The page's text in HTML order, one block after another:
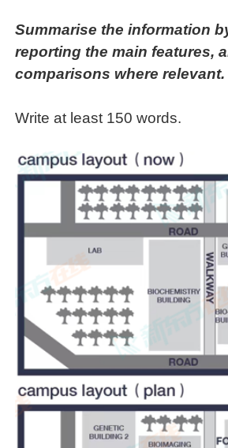
Summarise the information
reporting the main features,
comparisons where relevant.
Write at least 150 words.